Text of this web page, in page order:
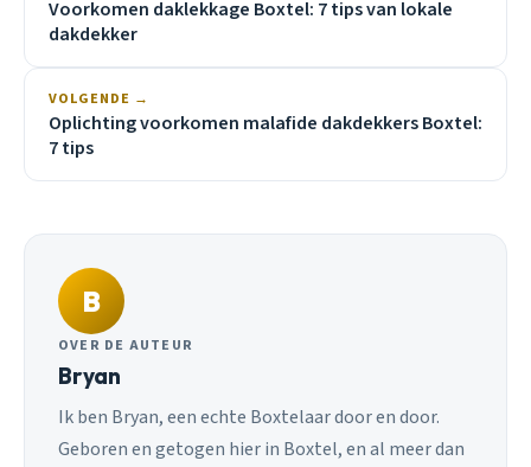
Voorkomen daklekkage Boxtel: 7 tips van lokale
dakdekker
VOLGENDE →
Oplichting voorkomen malafide dakdekkers Boxtel:
7 tips
B
OVER DE AUTEUR
Bryan
Ik ben Bryan, een echte Boxtelaar door en door.
Geboren en getogen hier in Boxtel, en al meer dan